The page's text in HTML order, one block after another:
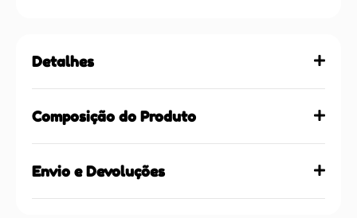
Detalhes
Composição do Produto
Envio e Devoluções